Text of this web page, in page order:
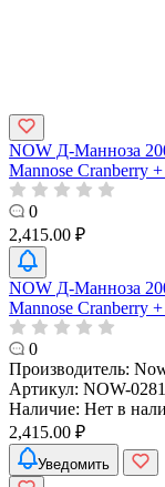
NOW Д-Манноза
Mannose Cranberry
0
2,415.00 ₽
NOW Д-Манноза
Mannose Cranberry
0
Производитель:
Артикул: NOW-
Наличие: Нет в
2,415.00 ₽
Уведомить